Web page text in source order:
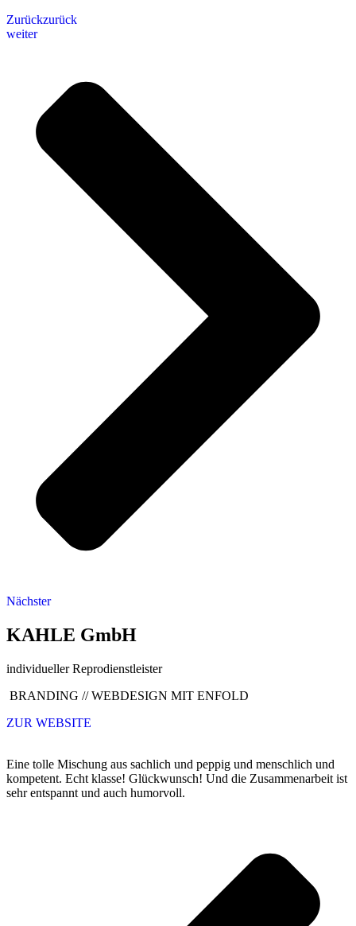
Zurückzurück
weiter
Nächster
KAHLE GmbH
individueller Reprodienstleister
BRANDING // WEBDESIGN MIT ENFOLD
ZUR WEBSITE
Eine tolle Mischung aus sachlich und peppig und menschlich und
kompetent. Echt klasse! Glückwunsch! Und die Zusammenarbeit ist
sehr entspannt und auch humorvoll.